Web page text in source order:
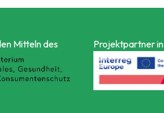
Mitteln des Projektpartner in